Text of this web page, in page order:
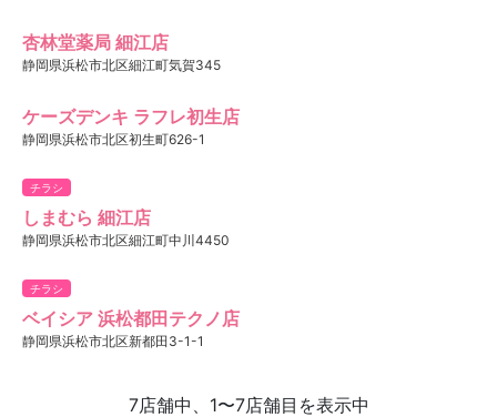
杏林堂薬局 細江店
静岡県浜松市北区細江町気賀345
ケーズデンキ ラフレ初生店
静岡県浜松市北区初生町626-1
チラシ
しまむら 細江店
静岡県浜松市北区細江町中川4450
チラシ
ベイシア 浜松都田テクノ店
静岡県浜松市北区新都田3-1-1
7店舗中、1〜7店舗目を表示中